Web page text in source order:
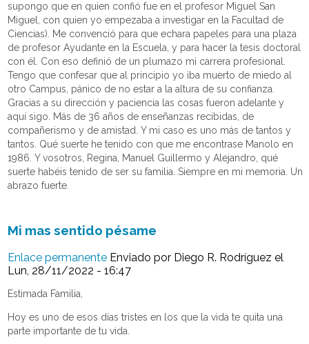
supongo que en quien confió fue en el profesor Miguel San
Miguel, con quien yo empezaba a investigar en la Facultad de
Ciencias). Me convenció para que echara papeles para una plaza
de profesor Ayudante en la Escuela, y para hacer la tesis doctoral
con él. Con eso definió de un plumazo mi carrera profesional.
Tengo que confesar que al principio yo iba muerto de miedo al
otro Campus, pánico de no estar a la altura de su confianza.
Gracias a su dirección y paciencia las cosas fueron adelante y
aquí sigo. Más de 36 años de enseñanzas recibidas, de
compañerismo y de amistad. Y mi caso es uno más de tantos y
tantos. Qué suerte he tenido con que me encontrase Manolo en
1986. Y vosotros, Regina, Manuel Guillermo y Alejandro, qué
suerte habéis tenido de ser su familia. Siempre en mi memoria. Un
abrazo fuerte.
Mi mas sentido pésame
Enlace permanente Enviado por Diego R. Rodríguez el
Lun, 28/11/2022 - 16:47
Estimada Familia,
Hoy es uno de esos días tristes en los que la vida te quita una
parte importante de tu vida.